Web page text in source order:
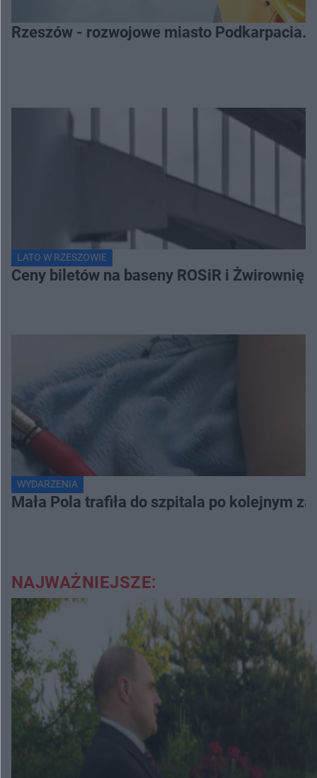
Rzeszów - rozwojowe miasto Podkarpacia.
LATO W RZESZOWIE
Ceny biletów na baseny ROSiR i
WYDARZENIA
Mała Pola trafiła do szpitala po kolejnym
NAJWAŻNIEJSZE: